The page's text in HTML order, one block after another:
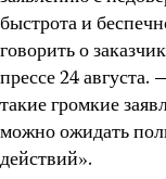
быстрота и
говорить о
прессе 24
такие громкие
можно ожидать
действий».